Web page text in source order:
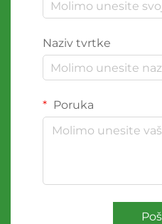
Naziv tvrtke
Poruka